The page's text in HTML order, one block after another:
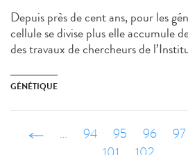
Depuis près de cent ans, pour les
cellule se divise plus elle accumule
des travaux de chercheurs de
GÉNÉTIQUE
‹ précédent
… 94 95 96 97